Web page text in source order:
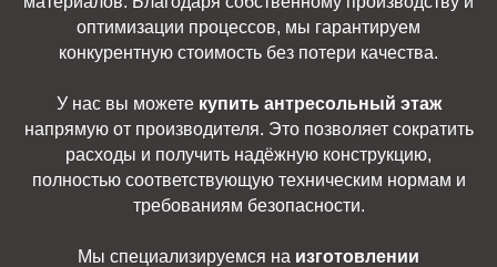
оптимизации процессов, мы гарантируем
конкурентную стоимость без потери качества.
У нас вы можете купить антресольный этаж
напрямую от производителя. Это позволяет сократить
расходы и получить надёжную конструкцию,
полностью соответствующую техническим нормам и
требованиям безопасности.
Мы специализируемся на изготовлении